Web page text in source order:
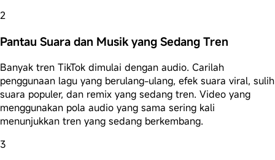
2
Pantau Suara dan Musik yang Sedang Tren
Banyak tren TikTok dimulai dengan audio. Carilah
penggunaan lagu yang berulang-ulang, efek suara viral, sulih
suara populer, dan remix yang sedang tren. Video yang
menggunakan pola audio yang sama sering kali
menunjukkan tren yang sedang berkembang.
3